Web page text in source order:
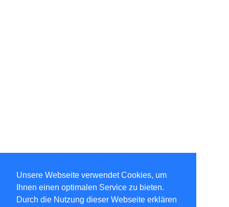
Unsere Webseite verwendet Cookies, um
Ihnen einen optimalen Service zu bieten.
Durch die Nutzung dieser Webseite erklären